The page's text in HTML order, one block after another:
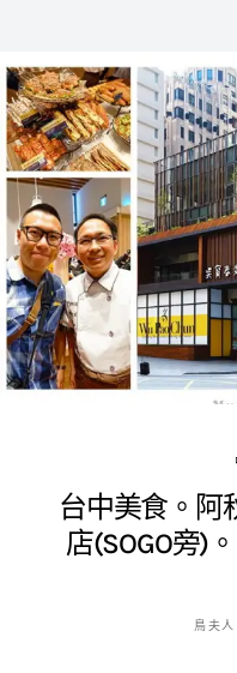
台中美食。阿
店(SOGO旁)
鳥夫人